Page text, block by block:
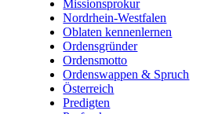
Missionsprokur
Nordrhein-Westfalen
Oblaten kennenlernen
Ordensgründer
Ordensmotto
Ordenswappen & Spruch
Österreich
Predigten